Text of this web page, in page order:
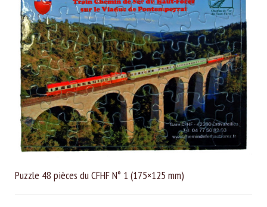
Puzzle 48 pièces du CFHF N° 1 (175×125 mm)